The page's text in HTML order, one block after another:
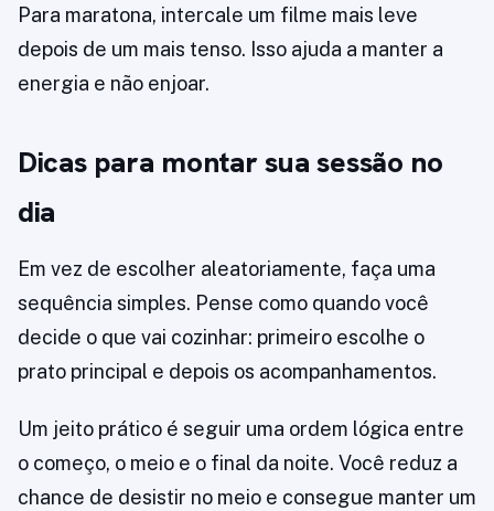
Para maratona, intercale um filme mais leve
depois de um mais tenso. Isso ajuda a manter a
energia e não enjoar.
Dicas para montar sua sessão no
dia
Em vez de escolher aleatoriamente, faça uma
sequência simples. Pense como quando você
decide o que vai cozinhar: primeiro escolhe o
prato principal e depois os acompanhamentos.
Um jeito prático é seguir uma ordem lógica entre
o começo, o meio e o final da noite. Você reduz a
chance de desistir no meio e consegue manter um